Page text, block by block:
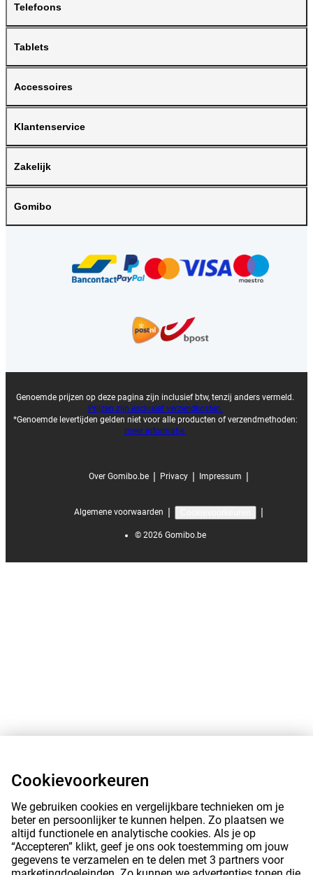
Telefoons
Tablets
Accessoires
Klantenservice
Zakelijk
Gomibo
Genoemde prijzen op deze pagina zijn inclusief btw, tenzij anders vermeld.
Prijzen zijn exclusief verzendkosten.
*Genoemde levertijden gelden niet voor alle producten of verzendmethoden:
meer informatie.
Over Gomibo.be | Privacy | Impressum |
Algemene voorwaarden | |
© 2026 Gomibo.be
Cookievoorkeuren
We gebruiken cookies en vergelijkbare technieken om je
beter en persoonlijker te kunnen helpen. Zo plaatsen we
altijd functionele en analytische cookies. Als je op
“Accepteren” klikt, geef je ons ook toestemming om jouw
gegevens te verzamelen en te delen met 3 partners voor